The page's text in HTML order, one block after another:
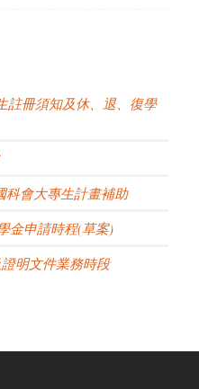
註冊須知及休、退、復學
科會大專生計畫補助
金申請時程(草案)
明文件業務時段